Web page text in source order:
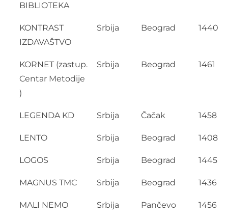
BIBLIOTEKA
KONTRAST
IZDAVAŠTVO
Srbija Beograd 1440
KORNET (zastup.
Centar Metodije
)
Srbija Beograd 1461
LEGENDA KD Srbija Čačak 1458
LENTO Srbija Beograd 1408
LOGOS Srbija Beograd 1445
MAGNUS TMC Srbija Beograd 1436
MALI NEMO Srbija Pančevo 1456